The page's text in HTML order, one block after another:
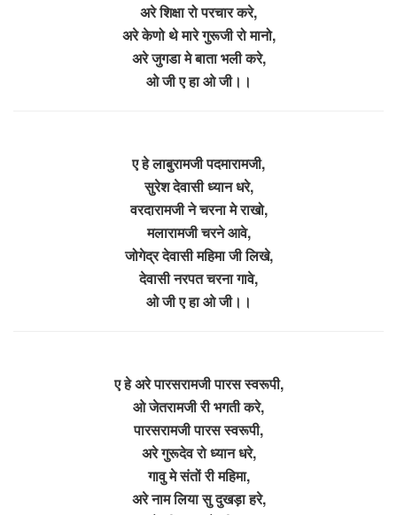
अरे शिक्षा रो परचार करे,
अरे केणो थे मारे गुरूजी रो मानो,
अरे जुगडा मे बाता भली करे,
ओ जी ए हा ओ जी।।
ए हे लाबुरामजी पदमारामजी,
सुरेश देवासी ध्यान धरे,
वरदारामजी ने चरना मे राखो,
मलारामजी चरने आवे,
जोगेद्र देवासी महिमा जी लिखे,
देवासी नरपत चरना गावे,
ओ जी ए हा ओ जी।।
ए हे अरे पारसरामजी पारस स्वरूपी,
ओ जेतरामजी री भगती करे,
पारसरामजी पारस स्वरूपी,
अरे गुरूदेव रो ध्यान धरे,
गावु मे संतों री महिमा,
अरे नाम लिया सु दुखड़ा हरे,